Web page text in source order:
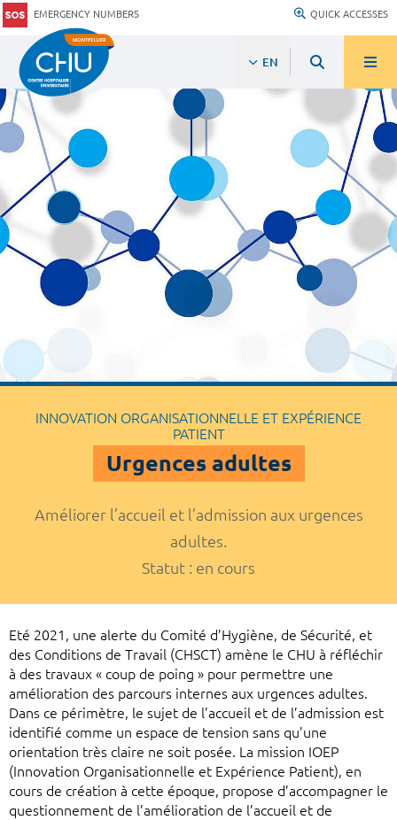
EMERGENCY NUMBERS QUICK ACCESSES
EN
INNOVATION ORGANISATIONNELLE ET EXPÉRIENCE
PATIENT
Urgences adultes
Améliorer l’accueil et l’admission aux urgences
adultes.
Statut : en cours
Eté 2021, une alerte du Comité d’Hygiène, de Sécurité, et
des Conditions de Travail (CHSCT) amène le CHU à réfléchir
à des travaux « coup de poing » pour permettre une
amélioration des parcours internes aux urgences adultes.
Dans ce périmètre, le sujet de l’accueil et de l’admission est
identifié comme un espace de tension sans qu’une
orientation très claire ne soit posée. La mission IOEP
(Innovation Organisationnelle et Expérience Patient), en
cours de création à cette époque, propose d’accompagner le
questionnement de l’amélioration de l’accueil et de